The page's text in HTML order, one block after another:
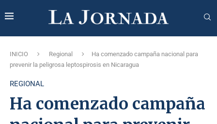
INICIO Regional
Ha comenzado campaña nacional para
prevenir la peligrosa leptospirosis en Nicaragua
REGIONAL
Ha comenzado campaña